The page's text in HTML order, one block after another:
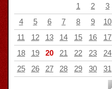
1
2
3
4
5 6 7 8 9
10
11
12 13 14 15 16
17
18
19 20 21 22 23
24
25
26 27 28 29 30 31